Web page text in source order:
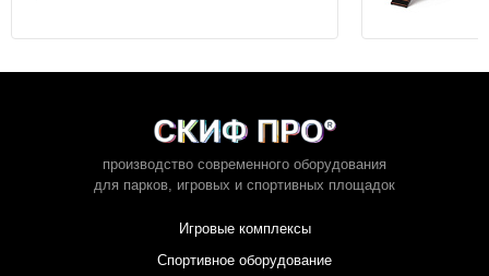
производство современного оборудования
для парков, игровых и спортивных площадок
Игровые комплексы
Спортивное оборудование